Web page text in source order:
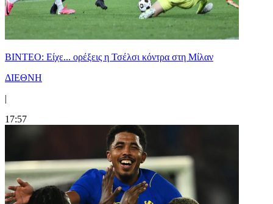
BINTEO: Είχε... ορέξεις η Τσέλσι κόντρα στη Μίλαν
ΔΙΕΘΝΗ
|
17:57